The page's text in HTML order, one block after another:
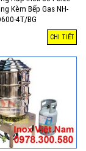
Kèm Bếp Gas NH-
4T/BG
CHI TIẾT